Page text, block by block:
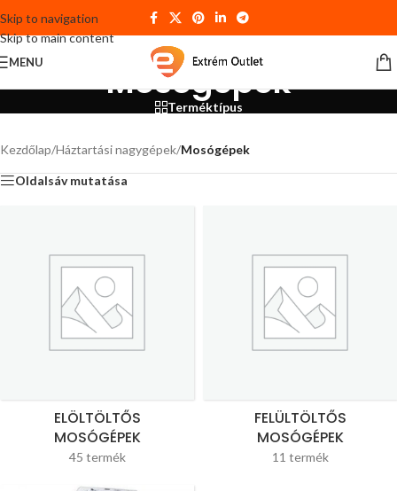
Skip to navigation
Skip to main content
MENU Mosógépek
Terméktípus
Kezdőlap/Háztartási nagygépek/Mosógépek
Oldalsáv mutatása
ELÖLTÖLTŐS
MOSÓGÉPEK
45 termék
FELÜLTÖLTŐS
MOSÓGÉPEK
11 termék